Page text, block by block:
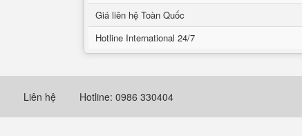
Giá liên hệ Toàn Quốc
Hotline International 24/7
Liên hệ Hotline: 0986 330404